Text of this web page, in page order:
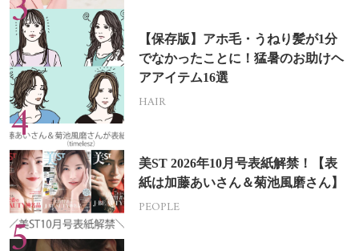
【保存版】アホ毛・うねり髪が1分
でなかったことに！猛暑のお助けヘ
アアイテム16選
HAIR
美ST 2026年10月号表紙解禁！【表
紙は加藤あいさん＆菊池風磨さん】
PEOPLE